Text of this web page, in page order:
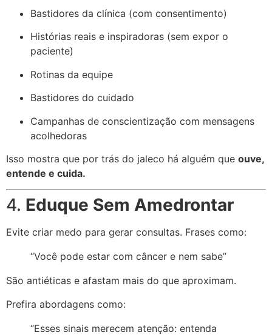
Bastidores da clínica (com consentimento)
Histórias reais e inspiradoras (sem expor o
paciente)
Rotinas da equipe
Bastidores do cuidado
Campanhas de conscientização com mensagens
acolhedoras
Isso mostra que por trás do jaleco há alguém que ouve,
entende e cuida.
4. Eduque Sem Amedrontar
Evite criar medo para gerar consultas. Frases como:
“Você pode estar com câncer e nem sabe”
São antiéticas e afastam mais do que aproximam.
Prefira abordagens como:
“Esses sinais merecem atenção: entenda